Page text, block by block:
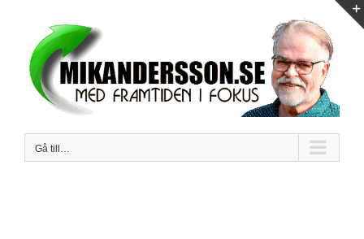
innehållet
Gå till…